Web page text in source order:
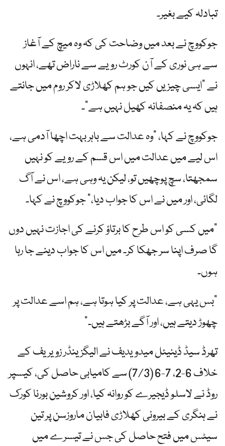
تبادلہ کیے بغیر۔
جوکووچ نے بعد میں وضاحت کی کہ وہ میچ کے آغاز
سے ہی نوری کے آن کورٹ رویے سے ناراض تھے، انہوں
نے "ایسی چیزیں کیں جو ہم کھلاڑی لاکر روم میں جانتے
ہیں کہ یہ منصفانہ کھیل نہیں ہے”۔
جوکووچ نے کہا، "وہ عدالت سے باہر بہت اچھا آدمی ہے،
اس لیے میں عدالت میں اس قسم کے رویے کو نہیں
سمجھتا، سچ پوچھیں تو، لیکن یہ وہی ہے، اس نے آگ
لگائی، اور میں نے اس کا جواب دیا،” جوکووچ نے کہا۔
"میں کسی کو اس طرح کا برتاؤ کرنے کی اجازت نہیں دوں
گا صرف اپنا سر جھکا کر۔ میں اس کا جواب دینے جا رہا
ہوں۔
"بس یہی ہے، عدالت پر کیا ہوتا ہے، ہم اسے عدالت پر
چھوڑ دیتے ہیں، اور آگے بڑھتے ہیں۔”
تھرڈ سیڈ ڈینیئل میدویدیف نے الیگزینڈر زویریف کے
خلاف 6-2، 7-6 (7/3) سے کامیابی حاصل کی، کیسپر
روڈ نے لاسلو ڈیجیرے کو روانہ کیا، اور کروشین بورنا کورک
نے ہنگری کے بیرونی کھلاڑی فابیان ماروزسن پر تین
سیٹس میں فتح حاصل کی جس نے تیسرے میں